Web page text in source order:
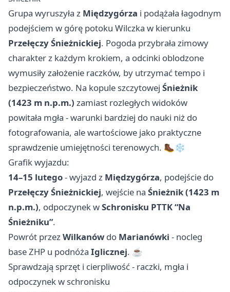
Grupa wyruszyła z Międzygórza i podążała łagodnym
podejściem w górę potoku Wilczka w kierunku
Przełęczy Śnieżnickiej. Pogoda przybrała zimowy
charakter z każdym krokiem, a odcinki oblodzone
wymusiły założenie raczków, by utrzymać tempo i
bezpieczeństwo. Na kopule szczytowej Śnieżnik
(1423 m n.p.m.) zamiast rozległych widoków
powitała mgła - warunki bardziej do nauki niż do
fotografowania, ale wartościowe jako praktyczne
sprawdzenie umiejętności terenowych. 🥾❄️
Grafik wyjazdu:
14–15 lutego- wyjazd z Międzygórza, podejście do
Przełęczy Śnieżnickiej, wejście na Śnieżnik (1423 m
n.p.m.), odpoczynek wSchronisku PTTK “Na
Śnieżniku”.
Powrót przezWilkanów do Marianówki - nocleg
base ZHP u podnóża Iglicznej. ☕️
Sprawdzają sprzęt i cierpliwość - raczki, mgła i
odpoczynek w schronisku